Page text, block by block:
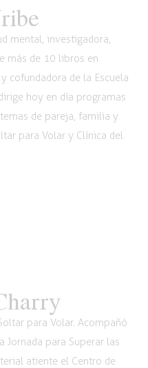
mental, investigadora,
más de 10 libros en
cofundadora de la Escuela
hoy en día programas
de pareja, familia y
para Volar y Clínica del
para Volar. Acompañó
Jornada para Superar las
atiente el Centro de